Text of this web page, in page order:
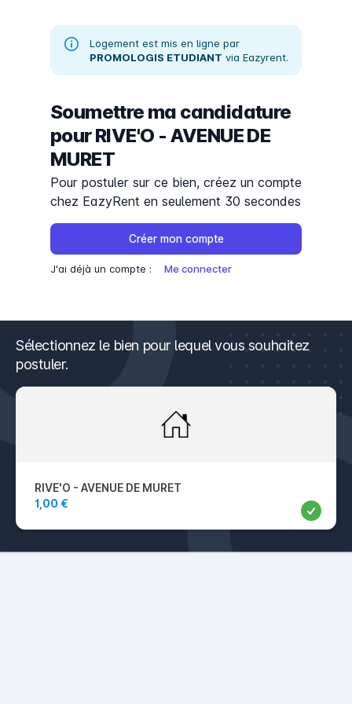
Sélectionnez le bien pour lequel vous souhaitez
postuler.
RIVE'O - AVENUE DE MURET
1,00 €
Logement est mis en ligne par
PROMOLOGIS ETUDIANT via Eazyrent.
Soumettre ma candidature
pourRIVE'O - AVENUE DE
MURET
Pour postuler sur ce bien, créez un compte
chez EazyRent en seulement 30 secondes
Créer mon compte
J'ai déjà un compte : Me connecter